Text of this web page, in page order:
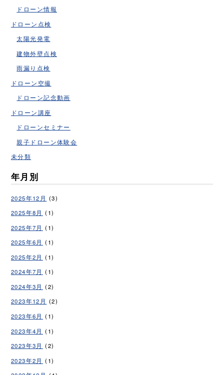
ドローン情報
ドローン点検
太陽光発電
建物外壁点検
雨漏り点検
ドローン空撮
ドローン記念動画
ドローン講座
ドローンセミナー
親子ドローン体験会
未分類
年月別
2025年12月 (3)
2025年8月 (1)
2025年7月 (1)
2025年6月 (1)
2025年2月 (1)
2024年7月 (1)
2024年3月 (2)
2023年12月 (2)
2023年6月 (1)
2023年4月 (1)
2023年3月 (2)
2023年2月 (1)